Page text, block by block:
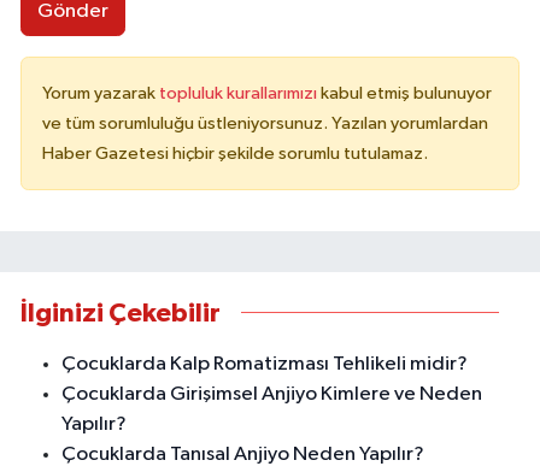
Gönder
Yorum yazarak topluluk kurallarımızı kabul etmiş bulunuyor
ve tüm sorumluluğu üstleniyorsunuz. Yazılan yorumlardan
Haber Gazetesi hiçbir şekilde sorumlu tutulamaz.
İlginizi Çekebilir
Çocuklarda Kalp Romatizması Tehlikeli midir?
Çocuklarda Girişimsel Anjiyo Kimlere ve Neden
Yapılır?
Çocuklarda Tanısal Anjiyo Neden Yapılır?